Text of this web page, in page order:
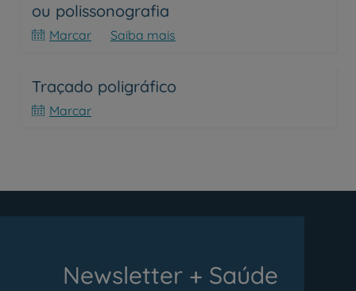
ou polissonografia
Marcar Saiba mais
Traçado poligráfico
Marcar
Newsletter + Saúde